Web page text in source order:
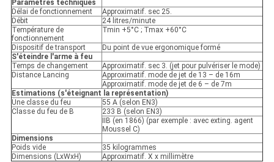
Paramètres techniques
Délai de fonctionnement
Approximatif. sec 25.
Débit
24 litres/minute
Température de
fonctionnement
Tmin +5°C ; Tmax +60°C
Dispositif de transport
Du point de vue ergonomique formé
S'éteindre l'arme à feu
Temps de changement
Approximatif. sec 3. (jet pour pulvériser le mode)
Distance Lancing
Approximatif. mode de jet de 13 – de 16m
Approximatif. mode de jet de 6 – de 7m
Estimations (s'éteignant la représentation)
Une classe du feu
55 A (selon EN3)
Classe du feu de B
233 B (selon EN3)
IIB (en 1866) (par exemple : avec exting. agent
Moussel C)
Dimensions
Poids vide
35 kilogrammes
Dimensions (LxWxH)
Approximatif. X x millimètre